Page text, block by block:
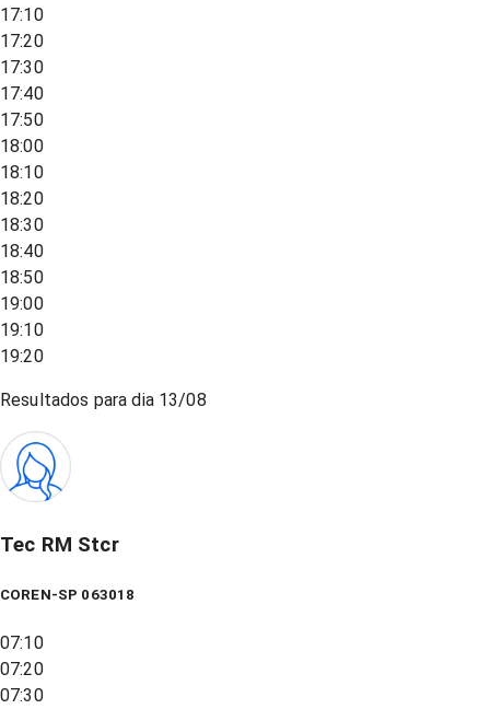
17:10
17:20
17:30
17:40
17:50
18:00
18:10
18:20
18:30
18:40
18:50
19:00
19:10
19:20
Resultados para dia 13/08
Tec RM Stcr
COREN-SP 063018
07:10
07:20
07:30